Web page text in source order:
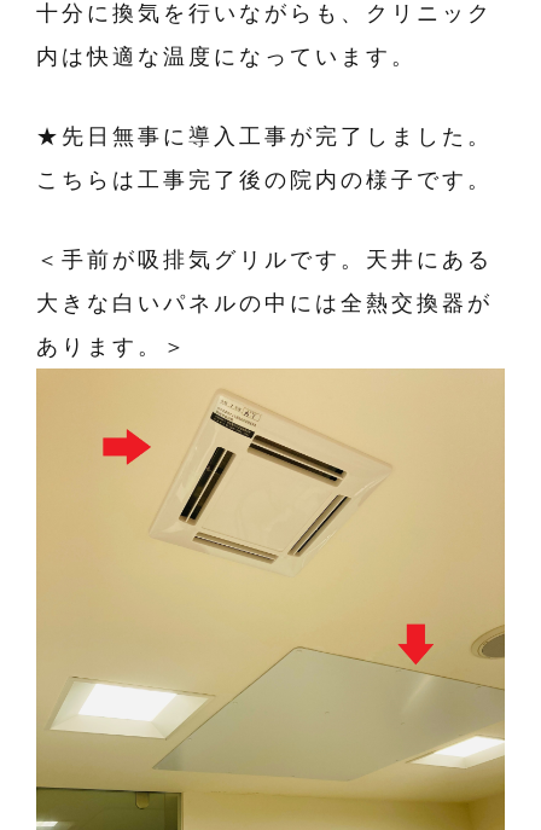
十分に換気を行いながらも、クリニック
内は快適な温度になっています。
★先日無事に導入工事が完了しました。
こちらは工事完了後の院内の様子です。
＜手前が吸排気グリルです。天井にある
大きな白いパネルの中には全熱交換器が
あります。＞